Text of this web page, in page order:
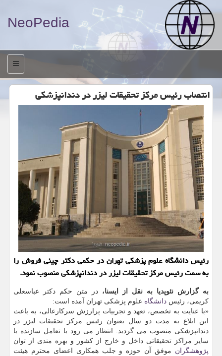
NeoPedia
منو
انتصاب رئیس مركز تحقیقات لیزر در دندانپزشكی
رئیس دانشگاه علوم پزشکی تهران در حکمی دکتر چینی فروش را
به سمت رئیس مرکز تحقیقات لیزر در دندانپزشکی منصوب نمود.
به گزارش نئوپدیا به نقل از ایسنا، در متن حکم دکتر عباسعلی
کریمی، رئیس دانشگاه علوم پزشکی تهران آمده است:
«با عنایت به تخصص، تعهد و تجربیات پرارزش سرکارعالی، به باعث
این ابلاغ به مدت دو سال بعنوان رئیس مرکز تحقیقات لیزر در
دندانپزشکی منصوب می گردید. انتظار می رود با تعامل سازنده با
سایر مراکز تحقیقاتی داخل و خارج از کشور و بهره مندی از توان
پژوهشگران موفق آن حوزه و جلب همکاری اعضای محترم هیئت